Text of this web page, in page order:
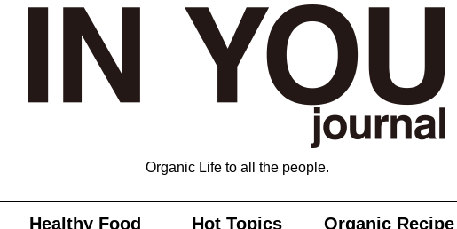
Organic Life to all the people.
Healthy Food Hot Topics Organic Recipe